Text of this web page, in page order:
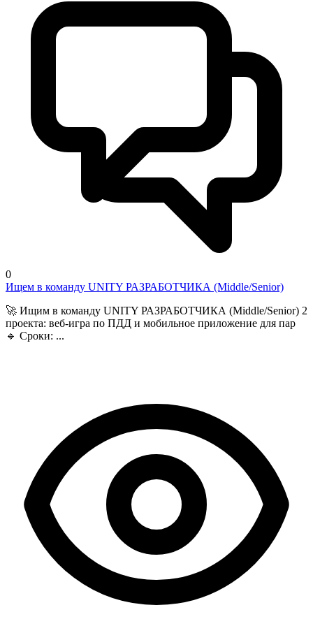
0
Ищем в команду UNITY РАЗРАБОТЧИКА (Middle/Senior)
🚀 Ищим в команду UNITY РАЗРАБОТЧИКА (Middle/Senior) 2
проекта: веб-игра по ПДД и мобильное приложение для пар
🔹 Сроки: ...